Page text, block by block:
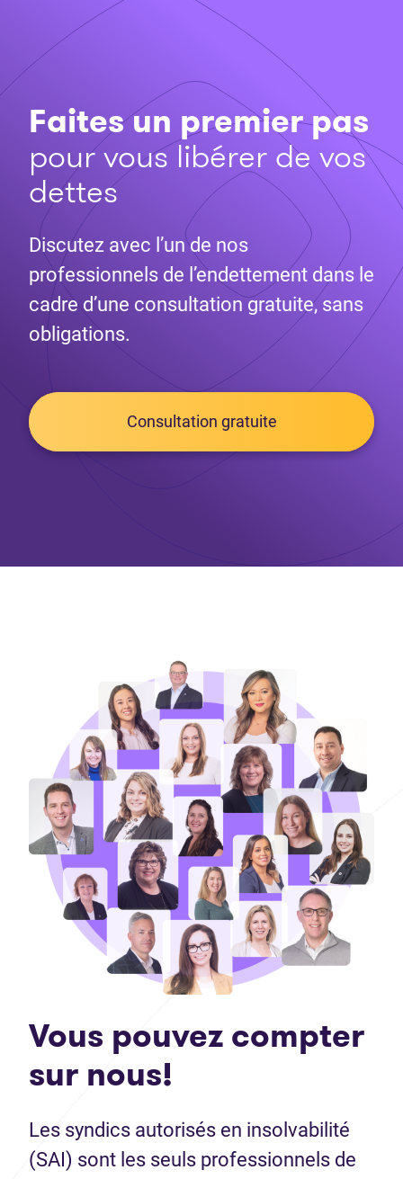
Faites un premier pas
pour vous libérer de vos
dettes
Discutez avec l’un de nos
professionnels de l’endettement dans le
cadre d’une consultation gratuite, sans
obligations.
Consultation gratuite
Vous pouvez compter
sur nous!
Les syndics autorisés en insolvabilité
(SAI) sont les seuls professionnels de